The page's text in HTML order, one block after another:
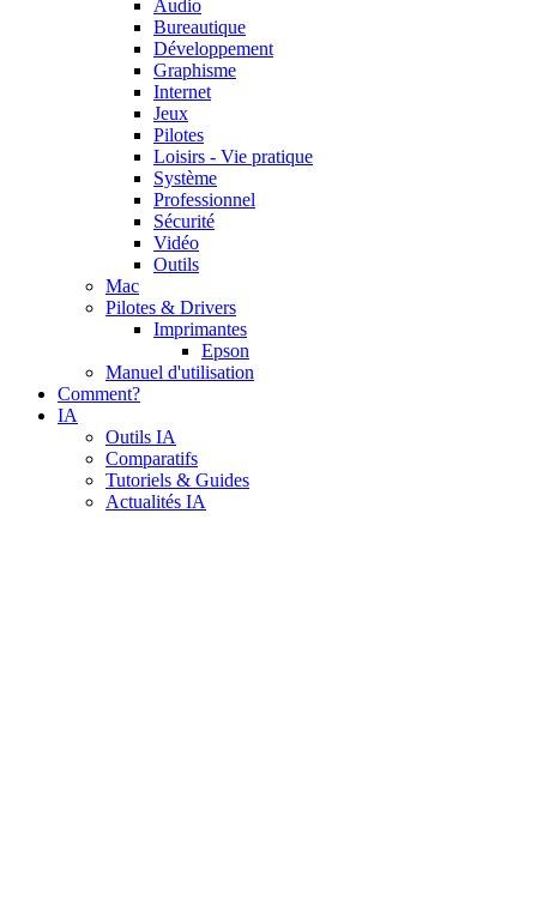
Audio
Bureautique
Développement
Graphisme
Internet
Jeux
Pilotes
Loisirs - Vie pratique
Système
Professionnel
Sécurité
Vidéo
Outils
Mac
Pilotes & Drivers
Imprimantes
Epson
Manuel d'utilisation
Comment?
IA
Outils IA
Comparatifs
Tutoriels & Guides
Actualités IA